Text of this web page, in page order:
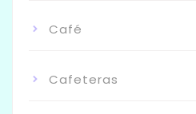
Café
Cafeteras